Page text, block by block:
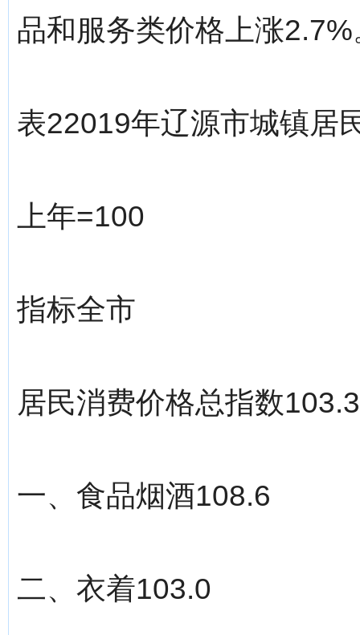
品和服务类价格上涨2.7%
表22019年辽源市城镇居
上年=100
指标全市
居民消费价格总指数103.3
一、食品烟酒108.6
二、衣着103.0